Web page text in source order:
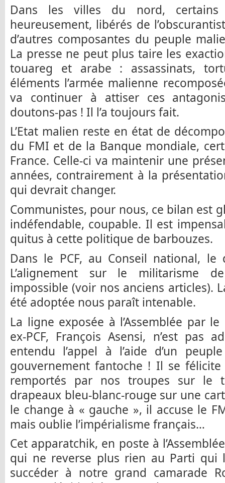
Dans les villes du nord, certains
heureusement, libérés de
d’autres composantes du peuple
La presse ne peut plus taire les
touareg et arabe : assassinats,
éléments l’armée malienne
va continuer à attiser ces
doutons-pas ! Il l’a toujours fait.
L’Etat malien reste en état de
du FMI et de la Banque mondiale,
France. Celle-ci va maintenir une
années, contrairement à la
qui devrait changer.
Communistes, pour nous, ce bilan est
indéfendable, coupable. Il est
quitus à cette politique de barbouzes.
Dans le PCF, au Conseil national,
L’alignement sur le militarisme
impossible (voir nos anciens articles).
été adoptée nous paraît intenable.
La ligne exposée à l’Assemblée par
ex-PCF, François Asensi, n’est pas
entendu l’appel à l’aide d’un
gouvernement fantoche ! Il se
remportés par nos troupes sur le
drapeaux bleu-blanc-rouge sur une
le change à « gauche », il accuse le
mais oublie l’impérialisme français…
Cet apparatchik, en poste à
qui ne reverse plus rien au Parti qui
succéder à notre grand camarade